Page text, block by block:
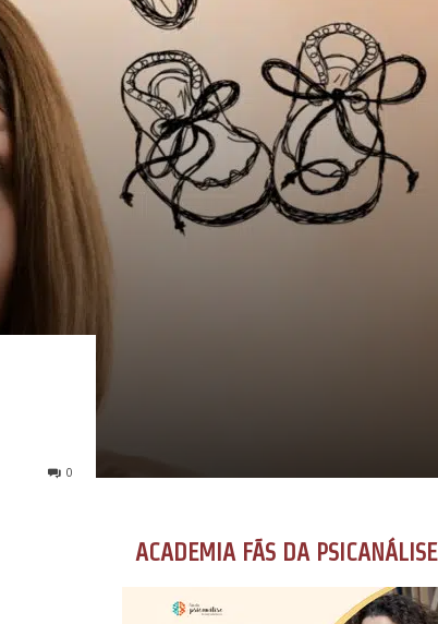
0
ACADEMIA FÃS DA PSICANÁLISE